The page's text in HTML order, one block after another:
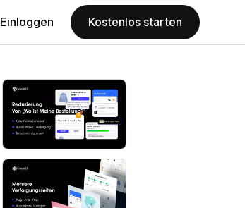
Einloggen Kostenlos starten